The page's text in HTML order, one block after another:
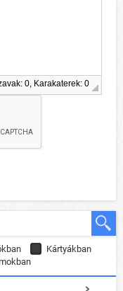
0, Karakaterek: 0
Kártyákban